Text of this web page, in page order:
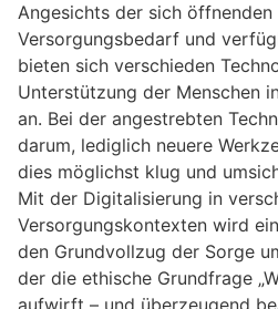
Angesichts der sich öffnenden
Versorgungsbedarf und
bieten sich verschieden
Unterstützung der Menschen
an. Bei der angestrebten
darum, lediglich neuere
dies möglichst klug und
Mit der Digitalisierung in
Versorgungskontexten wird
den Grundvollzug der Sorge
der die ethische Grundfrage